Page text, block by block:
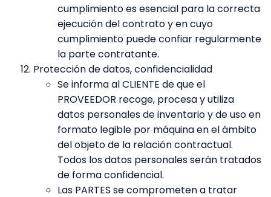
cumplimiento es esencial para la correcta
ejecución del contrato y en cuyo
cumplimiento puede confiar regularmente
la parte contratante.
Protección de datos, confidencialidad
Se informa al CLIENTE de que el
PROVEEDOR recoge, procesa y utiliza
datos personales de inventario y de uso en
formato legible por máquina en el ámbito
del objeto de la relación contractual.
Todos los datos personales serán tratados
de forma confidencial.
Las PARTES se comprometen a tratar